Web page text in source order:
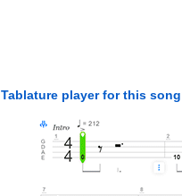
Tablature player for this